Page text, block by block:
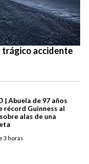
trágico accidente
| Abuela de 97 años
récord Guinness al
alas de una
3 horas